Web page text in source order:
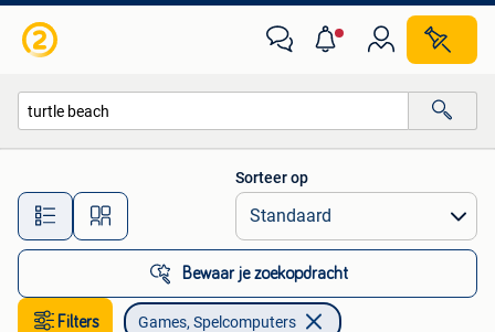
Alle afstanden…
Sorteer op
Bewaar je zoekopdracht
Filters Games, Spelcomputers